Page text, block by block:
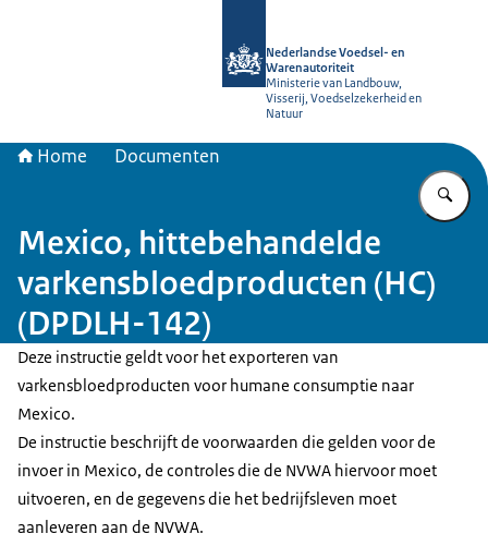
Nederlandse Voedsel- en
Warenautoriteit
Ministerie van Landbouw,
Visserij, Voedselzekerheid en
Natuur
Home Documenten
Mexico, hittebehandelde
varkensbloedproducten (HC)
(DPDLH-142)
Deze instructie geldt voor het exporteren van
varkensbloedproducten voor humane consumptie naar
Mexico.
De instructie beschrijft de voorwaarden die gelden voor de
invoer in Mexico, de controles die de NVWA hiervoor moet
uitvoeren, en de gegevens die het bedrijfsleven moet
aanleveren aan de NVWA.